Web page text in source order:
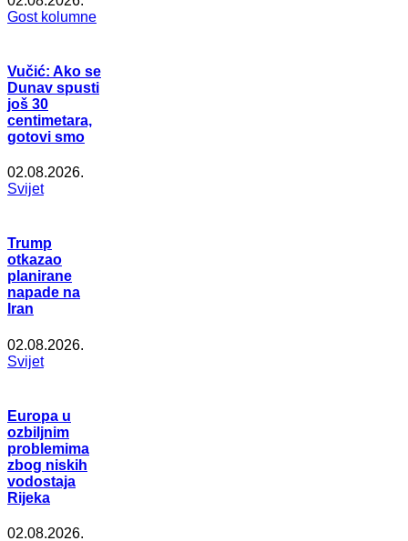
Gost kolumne
Vučić: Ako se
Dunav spusti
još 30
centimetara,
gotovi smo
02.08.2026.
Svijet
Trump
otkazao
planirane
napade na
Iran
02.08.2026.
Svijet
Europa u
ozbiljnim
problemima
zbog niskih
vodostaja
Rijeka
02.08.2026.